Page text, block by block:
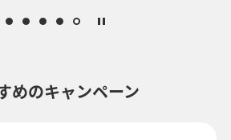
めのキャンペーン